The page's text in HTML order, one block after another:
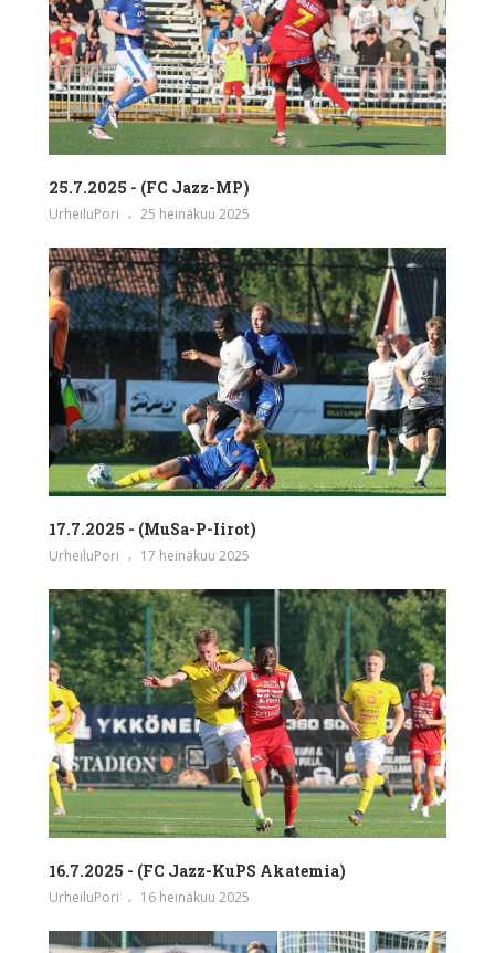
25.7.2025 - (FC Jazz-MP)
UrheiluPori 25 heinäkuu 2025
17.7.2025 - (MuSa-P-Iirot)
UrheiluPori 17 heinäkuu 2025
16.7.2025 - (FC Jazz-KuPS Akatemia)
UrheiluPori 16 heinäkuu 2025